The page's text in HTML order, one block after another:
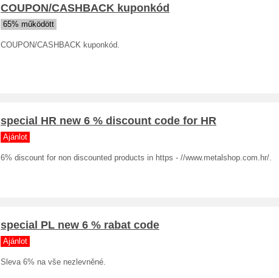
COUPON/CASHBACK kuponkód
65% működött
COUPON/CASHBACK kuponkód.
special HR new 6 % discount code for HR
Ajánlot
6% discount for non discounted products in https - //www.metalshop.com.hr/.
special PL new 6 % rabat code
Ajánlot
Sleva 6% na vše nezlevněné.